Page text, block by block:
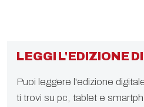
LEGGI L'EDIZIONE
Puoi leggere l'edizione
ti trovi su pc, tablet e